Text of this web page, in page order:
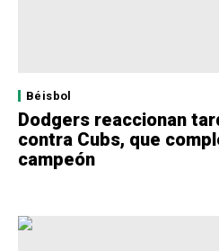
Béisbol
Dodgers reaccionan
contra Cubs, que
campeón